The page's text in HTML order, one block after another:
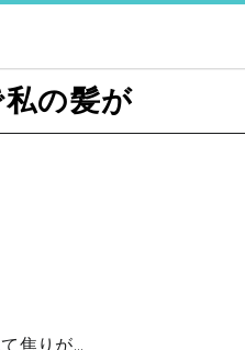
の髪が
焦りが…